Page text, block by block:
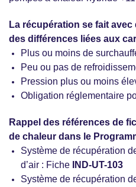
La récupération se fait
des différences liées aux
Plus ou moins de
Peu ou pas de
Pression plus ou moins
Obligation réglementaire
Rappel des références de
de chaleur dans le
Système de récupération
d’air : Fiche
IND-UT-103
Système de récupération